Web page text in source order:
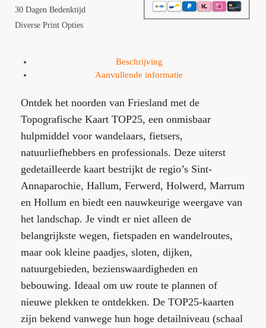
30 Dagen Bedenktijd
Diverse Print Opties
Beschrijving
Aanvullende informatie
Ontdek het noorden van Friesland met de
Topografische Kaart TOP25, een onmisbaar
hulpmiddel voor wandelaars, fietsers,
natuurliefhebbers en professionals. Deze uiterst
gedetailleerde kaart bestrijkt de regio’s Sint-
Annaparochie, Hallum, Ferwerd, Holwerd, Marrum
en Hollum en biedt een nauwkeurige weergave van
het landschap. Je vindt er niet alleen de
belangrijkste wegen, fietspaden en wandelroutes,
maar ook kleine paadjes, sloten, dijken,
natuurgebieden, bezienswaardigheden en
bebouwing. Ideaal om uw route te plannen of
nieuwe plekken te ontdekken. De TOP25-kaarten
zijn bekend vanwege hun hoge detailniveau (schaal